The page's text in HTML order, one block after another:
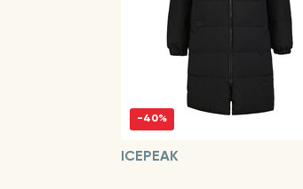
-40%
ICEPEAK